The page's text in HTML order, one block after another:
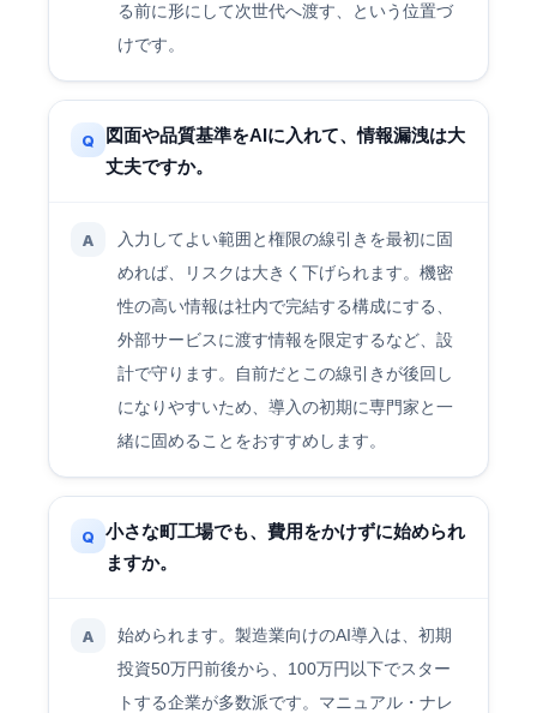
る前に形にして次世代へ渡す、という位置づ
けです。
Q
図面や品質基準をAIに入れて、情報漏洩は大
丈夫ですか。
A
入力してよい範囲と権限の線引きを最初に固
めれば、リスクは大きく下げられます。機密
性の高い情報は社内で完結する構成にする、
外部サービスに渡す情報を限定するなど、設
計で守ります。自前だとこの線引きが後回し
になりやすいため、導入の初期に専門家と一
緒に固めることをおすすめします。
Q
小さな町工場でも、費用をかけずに始められ
ますか。
A
始められます。製造業向けのAI導入は、初期
投資50万円前後から、100万円以下でスター
トする企業が多数派です。マニュアル・ナレ